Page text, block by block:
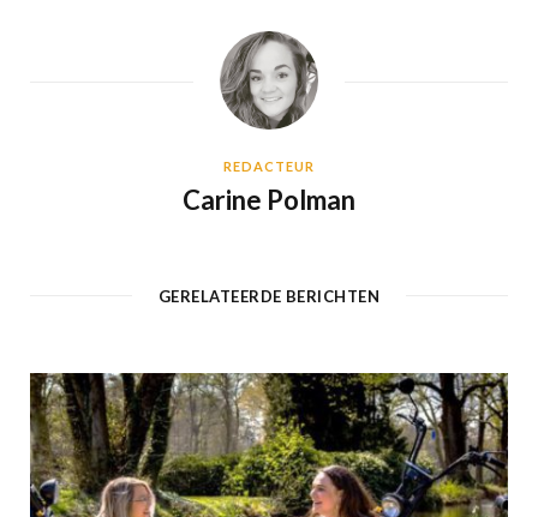
REDACTEUR
Carine Polman
GERELATEERDE BERICHTEN